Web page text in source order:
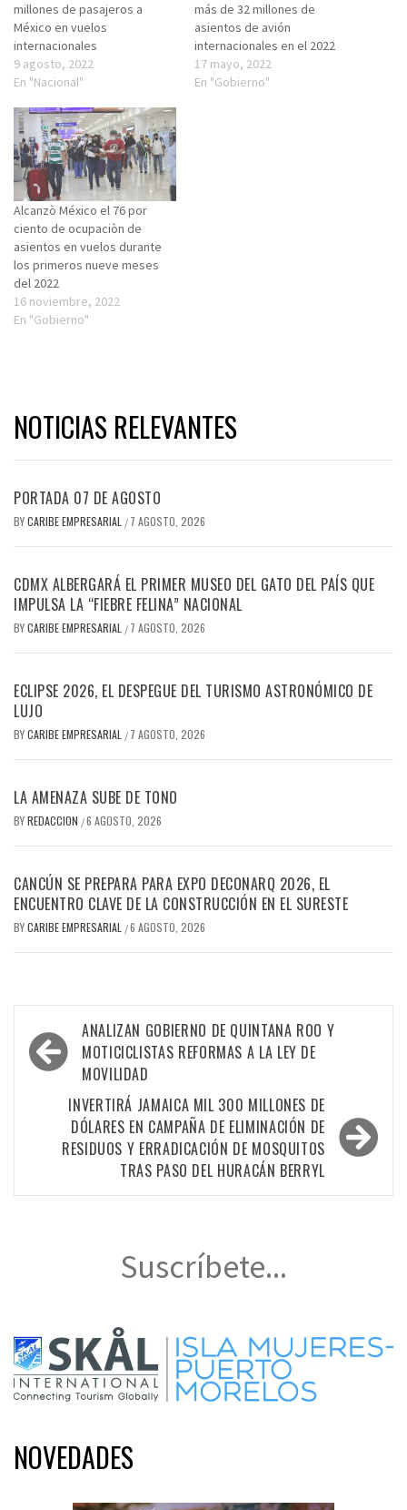
millones de pasajeros a
México en vuelos
internacionales
9 agosto, 2022
En "Nacional"
más de 32 millones de
asientos de avión
internacionales en el 2022
17 mayo, 2022
En "Gobierno"
Alcanzò México el 76 por
ciento de ocupaciòn de
asientos en vuelos durante
los primeros nueve meses
del 2022
16 noviembre, 2022
En "Gobierno"
NOTICIAS RELEVANTES
PORTADA 07 DE AGOSTO
BYCARIBE EMPRESARIAL / 7 AGOSTO, 2026
CDMX ALBERGARÁ EL PRIMER MUSEO DEL GATO DEL PAÍS QUE
IMPULSA LA “FIEBRE FELINA” NACIONAL
BYCARIBE EMPRESARIAL / 7 AGOSTO, 2026
ECLIPSE 2026, EL DESPEGUE DEL TURISMO ASTRONÓMICO DE
LUJO
BYCARIBE EMPRESARIAL / 7 AGOSTO, 2026
LA AMENAZA SUBE DE TONO
BYREDACCION /6 AGOSTO, 2026
CANCÚN SE PREPARA PARA EXPO DECONARQ 2026, EL
ENCUENTRO CLAVE DE LA CONSTRUCCIÓN EN EL SURESTE
BYCARIBE EMPRESARIAL /6 AGOSTO, 2026
Navegación
de
entradas
ANALIZAN GOBIERNO DE QUINTANA ROO Y
MOTICICLISTAS REFORMAS A LA LEY DE
MOVILIDAD
INVERTIRÁ JAMAICA MIL 300 MILLONES DE
DÓLARES EN CAMPAÑA DE ELIMINACIÓN DE
RESIDUOS Y ERRADICACIÓN DE MOSQUITOS
TRAS PASO DEL HURACÁN BERRYL
Suscríbete...
NOVEDADES